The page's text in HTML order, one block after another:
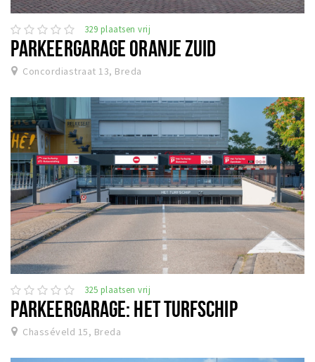
329 plaatsen vrij
PARKEERGARAGE ORANJE ZUID
Concordiastraat 13, Breda
325 plaatsen vrij
PARKEERGARAGE: HET TURFSCHIP
Chasséveld 15, Breda